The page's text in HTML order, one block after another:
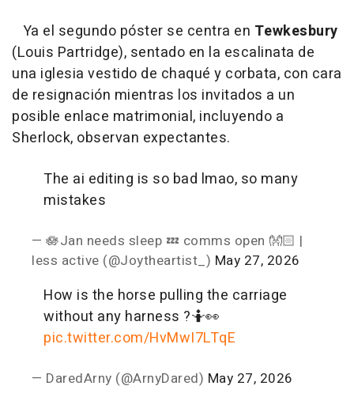
Ya el segundo póster se centra en Tewkesbury
(Louis Partridge), sentado en la escalinata de
una iglesia vestido de chaqué y corbata, con cara
de resignación mientras los invitados a un
posible enlace matrimonial, incluyendo a
Sherlock, observan expectantes.
The ai editing is so bad lmao, so many
mistakes
— 🪷Jan needs sleep 💤 comms open 👐🏻 |
less active (@Joytheartist_) May 27, 2026
How is the horse pulling the carriage
without any harness ?🤷👀
pic.twitter.com/HvMwI7LTqE
— DaredArny (@ArnyDared) May 27, 2026